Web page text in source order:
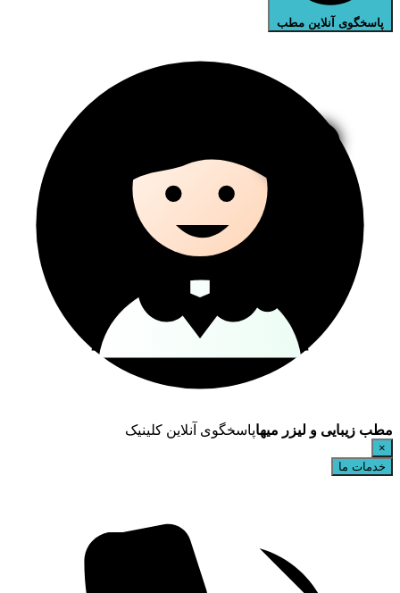
پاسخگوی آنلاین مطب
مطب زیبایی و لیزر میهاپاسخگوی آنلاین کلینیک
×
خدمات ما